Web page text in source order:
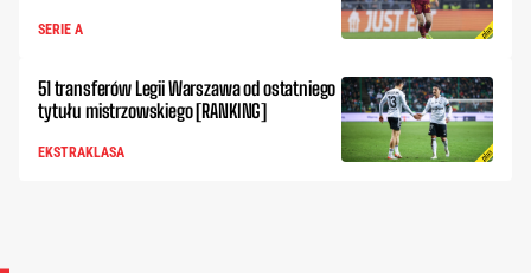
SERIE A
51 transferów Legii Warszawa od ostatniego
tytułu mistrzowskiego [RANKING]
EKSTRAKLASA